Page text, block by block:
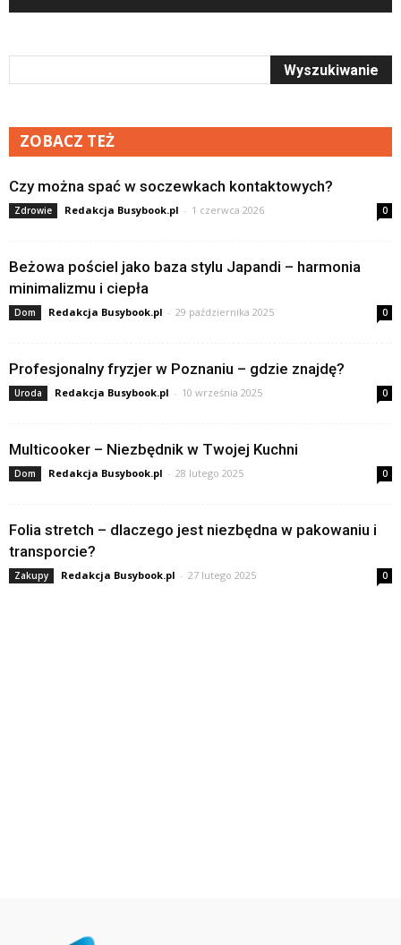
ZOBACZ TEŻ
Czy można spać w soczewkach kontaktowych?
Zdrowie Redakcja Busybook.pl - 1 czerwca 2026 0
Beżowa pościel jako baza stylu Japandi – harmonia
minimalizmu i ciepła
Dom Redakcja Busybook.pl - 29 października 2025 0
Profesjonalny fryzjer w Poznaniu – gdzie znajdę?
Uroda Redakcja Busybook.pl - 10 września 2025 0
Multicooker – Niezbędnik w Twojej Kuchni
Dom Redakcja Busybook.pl - 28 lutego 2025 0
Folia stretch – dlaczego jest niezbędna w pakowaniu i
transporcie?
Zakupy Redakcja Busybook.pl - 27 lutego 2025 0